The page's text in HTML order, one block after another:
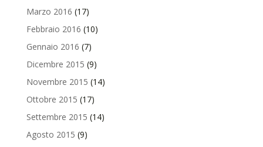
Marzo 2016 (17)
Febbraio 2016 (10)
Gennaio 2016 (7)
Dicembre 2015 (9)
Novembre 2015 (14)
Ottobre 2015 (17)
Settembre 2015 (14)
Agosto 2015 (9)